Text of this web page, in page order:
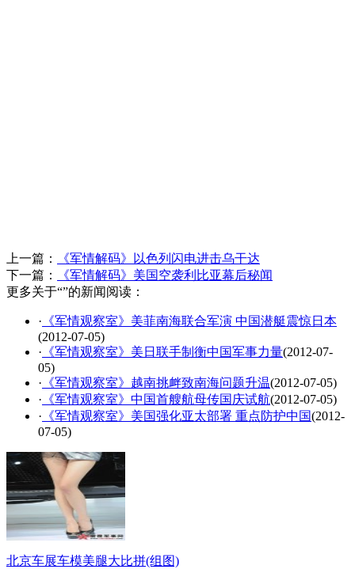
上一篇：
《军情解码》以色列闪电进击乌干达
下一篇：
《军情解码》美国空袭利比亚幕后秘闻
更多关于“”的新闻阅读：
· 《军情观察室》美菲南海联合军演 中国潜艇震惊日本
(2012-07-05)
· 《军情观察室》美日联手制衡中国军事力量(2012-07-
05)
· 《军情观察室》越南挑衅致南海问题升温(2012-07-05)
· 《军情观察室》中国首艘航母传国庆试航(2012-07-05)
· 《军情观察室》美国强化亚太部署 重点防护中国(2012-
07-05)
北京车展车模美腿大比拼(组图)